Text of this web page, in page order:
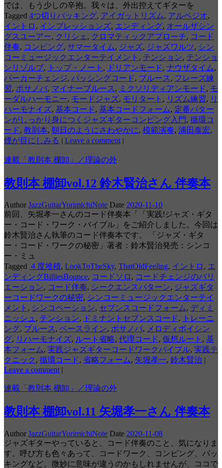
では、もう少しの辛抱。我々は、外出控えてギターを
Tagged 4つ切りバッキング, アイガットリズム, アルペジオ,
イントロ , インプレッションズ, エンディング, オールザシン
グスユーアー, クリシェ , クロマティックアプローチ, コード
伴奏, コンピング, サマータイム, ジャズ, ジャズワルツ, シン
コーミュージックエンターテイメント , テンション, テンショ
ンリゾルブ, トップ・ノート , ドリアンモード, ナウザタイム,
パーカーチェンジ, パッシングコード, ブルース , フレーズ練
習, ボサノバ, マイナーブルース , ミクソリディアンモード, モ
ーダルハーモニー, モードジャズ, モリタート , リズム練習, リ
ハーモナイズ, 基本コード, 基本コードフォーム, 定番パター
ンがしっかり身につくジャズギターコンピング入門, 循環コ
ード, 教則本, 朝日のようにさわやかに, 模範演奏, 浦田泰宏,
煙が目にしみる | Leave a comment |
連載「教則本 棚卸」／理論の外
教則本 棚卸vol.12 鈴木賢治さん 伴奏本
Author JazzGuitarYorimichiNote Date 2020-11-10
前回、矢堀孝一さんのコード伴奏本「「実践!ジャズ・ギタ
ー・コード・ワーク・バイブル」をご紹介しました。今回は
鈴木賢治さん執筆のコード伴奏本です。 「ジャズ・ギタ
ー・コード・ワークの秘密」著者：鈴木賢治発売：シンコ
ー・ミュ
Tagged ４度堆積, LookToTheSky, ThatOldFeeling, イントロ , エ
ンディングBilliesBounce, コードソロ , コードチェンジのバリ
エーション, コード伴奏, シークエンスパターン, ジャズギタ
ーコードワークの秘密, シンコーミュージックエンターテイ
メント , シンコペーション, セブンスコードフォーム, ディミ
ニッシュ, テンション, ドミナントセブンスコード,
トレーニ
ング, ブルース, ベースライン, ボサノバ, メロディボイシン
グ, リハーモナイズ, ルート省略, 代理コード, 仮想ルート , 基
本フォーム, 実践ジャズギターコードワークバイブル, 実践テ
クニック , 循環コード, 省略フォーム, 矢堀孝一, 鈴木賢治 |
Leave a comment |
連載「教則本 棚卸」／理論の外
教則本 棚卸vol.11 矢堀孝一さん 伴奏本
Author JazzGuitarYorimichiNote Date 2020-11-08
ジャズギターやっていると、コード伴奏のこと、気になりま
す。呼び方も色々あって、コードワーク、コンピング、バッ
キングなど。微妙に意味が違うのかもしれませんが、ココで